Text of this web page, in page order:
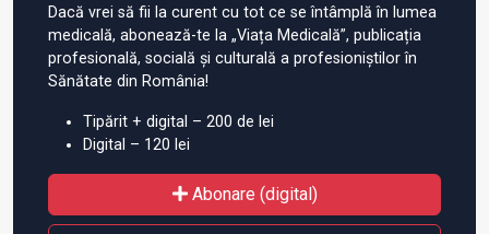
Dacă vrei să fii la curent cu tot ce se întâmplă în lumea
medicală, abonează-te la „Viața Medicală”, publicația
profesională, socială și culturală a profesioniștilor în
Sănătate din România!
Tipărit + digital – 200 de lei
Digital – 120 lei
Abonare (digital)